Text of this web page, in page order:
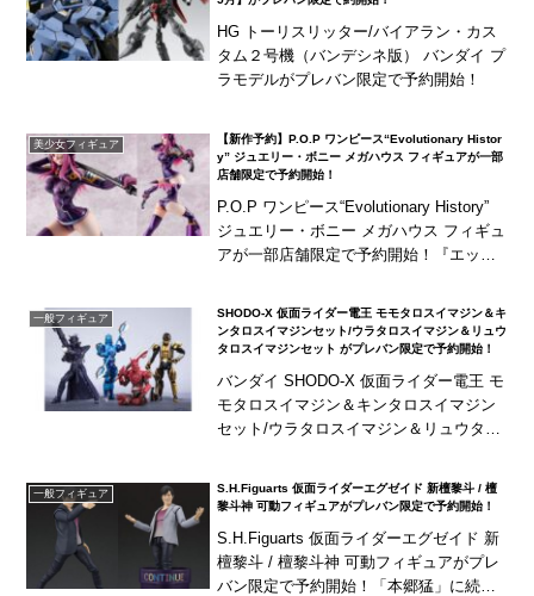
HG トーリスリッター/バイアラン・カス
タム２号機（バンデシネ版） バンダイ プ
ラモデルがプレバン限定で予約開始！
美少女フィギュア
【新作予約】P.O.P ワンピース“Evolutionary Histor
y” ジュエリー・ボニー メガハウス フィギュアが一部
店舗限定で予約開始！
P.O.P ワンピース“Evolutionary History”
ジュエリー・ボニー メガハウス フィギュ
アが一部店舗限定で予約開始！『エッグ
一般フィギュア
SHODO-X 仮面ライダー電王 モモタロスイマジン＆キ
ンタロスイマジンセット/ウラタロスイマジン＆リュウ
タロスイマジンセット がプレバン限定で予約開始！
バンダイ SHODO-X 仮面ライダー電王 モ
モタロスイマジン＆キンタロスイマジン
セット/ウラタロスイマジン＆リュウタロ
首パー...
一般フィギュア
S.H.Figuarts 仮面ライダーエグゼイド 新檀黎斗 / 檀
黎斗神 可動フィギュアがプレバン限定で予約開始！
S.H.Figuarts 仮面ライダーエグゼイド 新
檀黎斗 / 檀黎斗神 可動フィギュアがプレ
バン限定で予約開始！「本郷猛」に続く